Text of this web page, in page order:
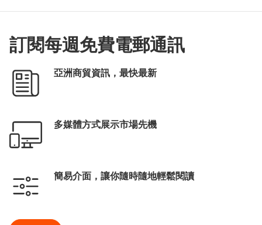
訂閱每週免費電郵通訊
亞洲商貿資訊，最快最新
多媒體方式展示市場先機
簡易介面，讓你隨時隨地輕鬆閱讀